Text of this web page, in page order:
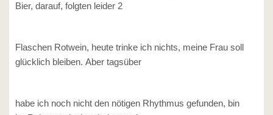
Bier, darauf, folgten leider 2
Flaschen Rotwein, heute trinke ich nichts, meine Frau soll
glücklich bleiben. Aber tagsüber
habe ich noch nicht den nötigen Rhythmus gefunden, bin